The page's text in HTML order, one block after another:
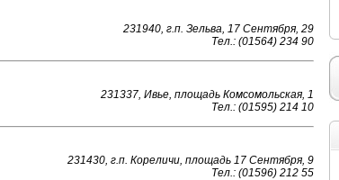
231940, г.п. Зельва, 17 Сентября, 29
Тел.: (01564) 234 90
231337, Ивье, площадь Комсомольская, 1
Тел.: (01595) 214 10
231430, г.п. Кореличи, площадь 17 Сентября, 9
Тел.: (01596) 212 55